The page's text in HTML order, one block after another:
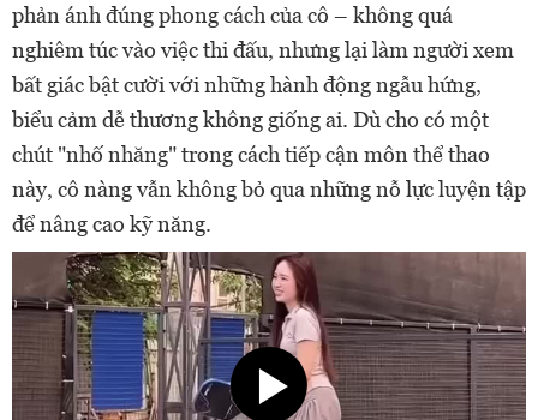
phản ánh đúng phong cách của cô – không quá
nghiêm túc vào việc thi đấu, nhưng lại làm người xem
bất giác bật cười với những hành động ngẫu hứng,
biểu cảm dễ thương không giống ai. Dù cho có một
chút "nhố nhăng" trong cách tiếp cận môn thể thao
này, cô nàng vẫn không bỏ qua những nỗ lực luyện tập
để nâng cao kỹ năng.